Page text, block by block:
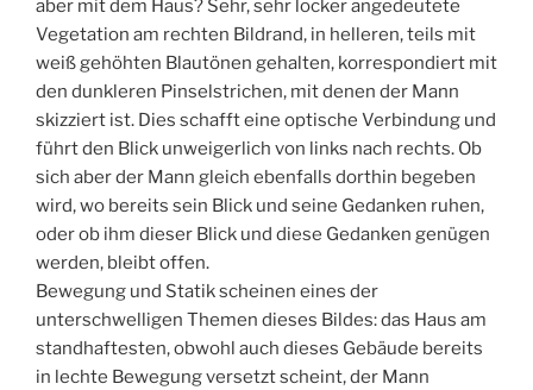
aber mit dem Haus? Sehr, sehr locker angedeutete
Vegetation am rechten Bildrand, in helleren, teils mit
weiß gehöhten Blautönen gehalten, korrespondiert mit
den dunkleren Pinselstrichen, mit denen der Mann
skizziert ist. Dies schafft eine optische Verbindung und
führt den Blick unweigerlich von links nach rechts. Ob
sich aber der Mann gleich ebenfalls dorthin begeben
wird, wo bereits sein Blick und seine Gedanken ruhen,
oder ob ihm dieser Blick und diese Gedanken genügen
werden, bleibt offen.
Bewegung und Statik scheinen eines der
unterschwelligen Themen dieses Bildes: das Haus am
standhaftesten, obwohl auch dieses Gebäude bereits
in lechte Bewegung versetzt scheint, der Mann